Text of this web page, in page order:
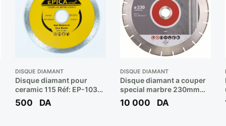
DISQUE DIAMANT
Disque diamant pour
ceramic 115 Réf: EP-10373
** EPICA
500 DA
DISQUE DIAMANT
Disque diamant a couper
special marbre 230mm
ref: 608 602 283 **
BOSCH
10 000 DA